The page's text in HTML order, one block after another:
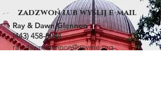
zadzwoń lub wyślij e-mail
Ray & Dawn Glennon
(443) 458-8044
ray.dawn.glennon@wwme.org